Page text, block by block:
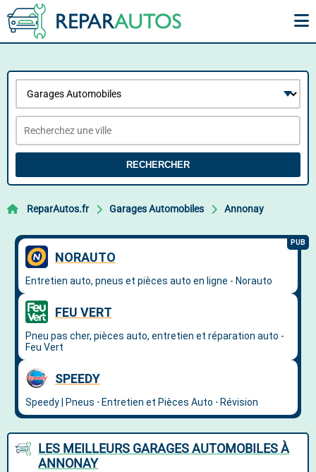
RECHERCHER
ReparAutos.fr Garages Automobiles Annonay
LES MEILLEURS GARAGES AUTOMOBILES À
ANNONAY